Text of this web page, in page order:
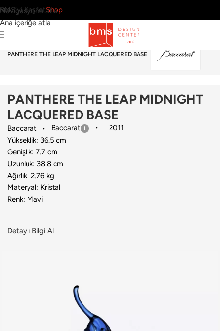
Navigasyona atla
Ana içeriğe atla
BMS’yi KeşfetShop
Dekoratif Obje›Baccarat
PANTHERE THE LEAP MIDNIGHT LACQUERED BASE
PANTHERE THE LEAP MIDNIGHT
LACQUERED BASE
Baccarat Baccarat
2011
Yükseklik: 36.5 cm
Genişlik: 7.7 cm
Uzunluk: 38.8 cm
Ağırlık: 2.76 kg
Materyal: Kristal
Renk: Mavi
Detaylı Bilgi Al